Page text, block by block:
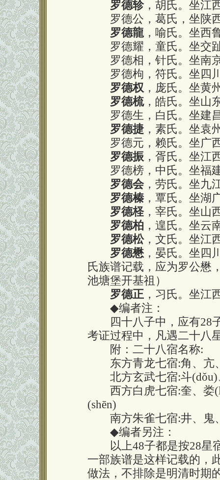
罗德轸，胡氏。坐江
罗德公，葛氏，坐陕
罗德龍 ，喻氏。坐西
罗德耀，童氏。坐交
罗德相，针氏。坐南
罗德枸，符氏。坐四
罗德权 ，庞氏。坐黄
罗德梳，皓氏。坐山
罗德生，白氏。坐建
罗德捷 ，素氏。坐袁
罗德元，赖氏。坐广
罗德振 ，胥氏。坐江
罗德榜，中氏。坐福
罗德会，劳氏。坐九
罗德榛，覃氏。坐湖
罗德柽 ，宰氏。坐山
罗德柏 ，遑氏。坐云
罗德松，文氏。坐江
罗德懋，晏氏。坐四
氏族谱记载，应为罗公懋
池塘堡开基祖）
罗德正 ，习氏。坐江
◆编者注：
四十八子中，应有28子
考证过程中，凡遇二十八
附：二十八宿名称:
东方青龙七宿:角、亢
北方玄武七宿:斗(dǒu)
西方白虎七宿:奎、娄
(shēn)
南方朱雀七宿:井、鬼
◆编者另注：
以上48子都是按28星
一部族谱是这样记载的，
做法，不排除是明清时期